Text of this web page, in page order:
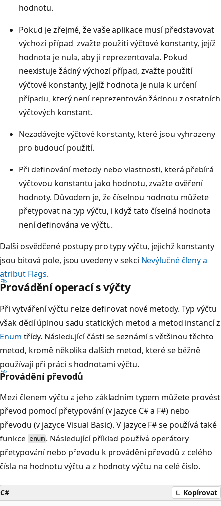
hodnotu.
Pokud je zřejmé, že vaše aplikace musí představovat
výchozí případ, zvažte použití výčtové konstanty, jejíž
hodnota je nula, aby ji reprezentovala. Pokud
neexistuje žádný výchozí případ, zvažte použití
výčtové konstanty, jejíž hodnota je nula k určení
případu, který není reprezentován žádnou z ostatních
výčtových konstant.
Nezadávejte výčtové konstanty, které jsou vyhrazeny
pro budoucí použití.
Při definování metody nebo vlastnosti, která přebírá
výčtovou konstantu jako hodnotu, zvažte ověření
hodnoty. Důvodem je, že číselnou hodnotu můžete
přetypovat na typ výčtu, i když tato číselná hodnota
není definována ve výčtu.
Další osvědčené postupy pro typy výčtu, jejichž konstanty
jsou bitová pole, jsou uvedeny v sekci Nevýlučné členy a
atribut Flags.
Provádění operací s výčty
Při vytváření výčtu nelze definovat nové metody. Typ výčtu
však dědí úplnou sadu statických metod a metod instancí z
Enum třídy. Následující části se seznámí s většinou těchto
metod, kromě několika dalších metod, které se běžně
používají při práci s hodnotami výčtu.
Provádění převodů
Mezi členem výčtu a jeho základním typem můžete provést
převod pomocí přetypování (v jazyce C# a F#) nebo
převodu (v jazyce Visual Basic). V jazyce F# se používá také
funkce enum . Následující příklad používá operátory
přetypování nebo převodu k provádění převodů z celého
čísla na hodnotu výčtu a z hodnoty výčtu na celé číslo.
C# Kopírovat